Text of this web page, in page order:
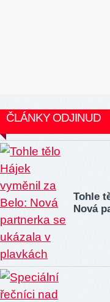
ČLÁNKY ODJINUD
Tohle
Nová